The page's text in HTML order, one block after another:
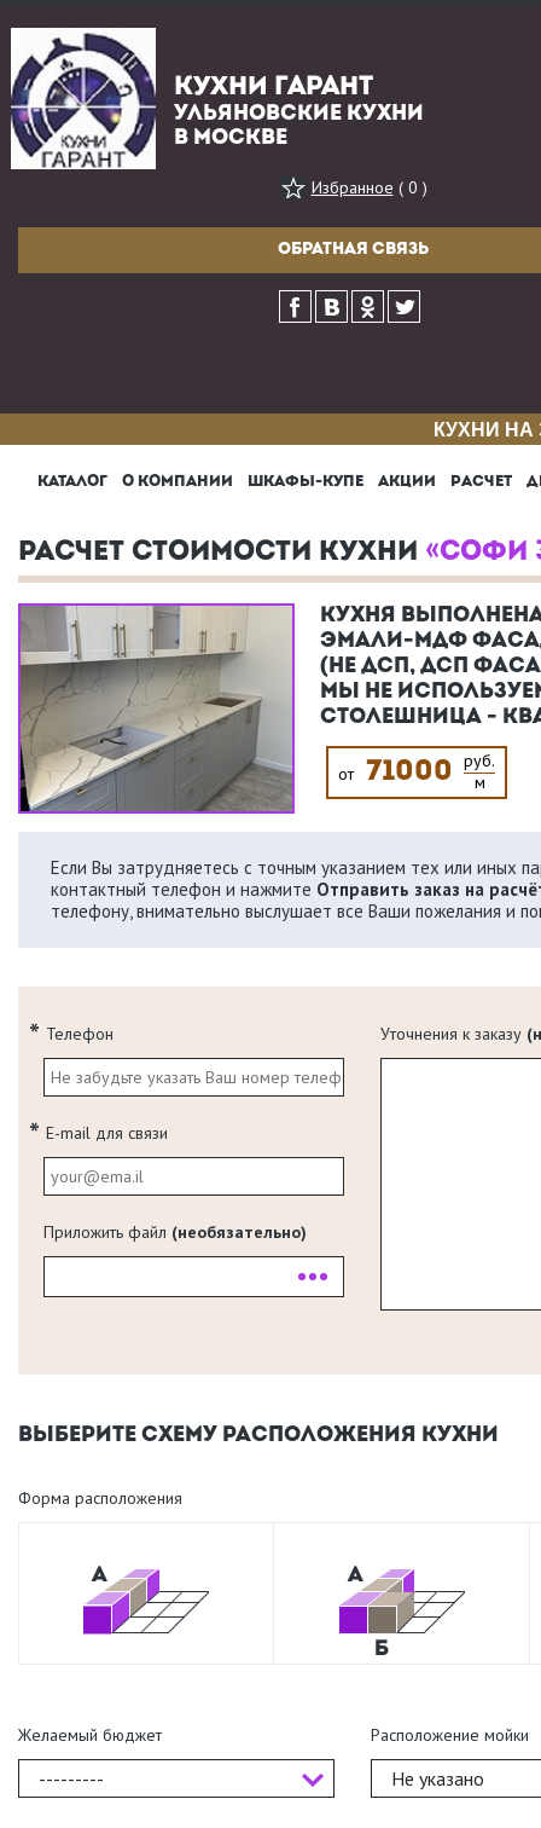
КУХНИ ГАРАНТ
УЛЬЯНОВСКИЕ КУХНИ
В МОСКВЕ
Избранное ( 0 )
ОБРАТНАЯ СВЯЗЬ
КУХНИ
КАТАЛОГ О КОМПАНИИ ШКАФЫ-КУПЕ АКЦИИ РАСЧЕТ
РАСЧЕТ СТОИМОСТИ КУХНИ «СОФИ
КУХНЯ
ЭМАЛИ-МДФ
(НЕ ДСП, ДСП
МЫ НЕ
СТОЛЕШНИЦА -
от 71000
руб.
м
Если Вы затрудняетесь с точным указанием тех или иных
контактный телефон и нажмите Отправить заказ на
телефону, внимательно выслушает все Ваши пожелания и
Телефон
E-mail для связи
Приложить файл (необязательно)
Уточнения к заказу
ВЫБЕРИТЕ СХЕМУ РАСПОЛОЖЕНИЯ КУХНИ
Форма расположения
Желаемый бюджет
---------
Расположение мойки
Не указано